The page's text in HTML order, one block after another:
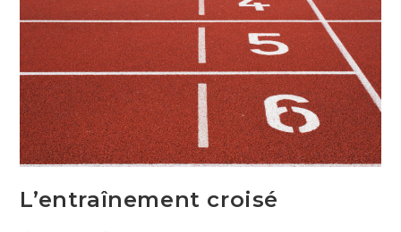
L’entraînement croisé